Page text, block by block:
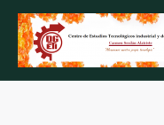
contenido